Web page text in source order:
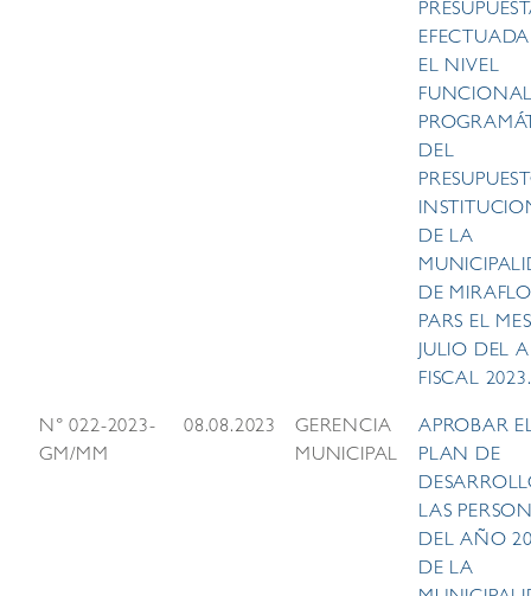
EL NIVEL
DEL
DE LA
DE
PARS EL
JULIO DEL
FISCAL 2023.
N° 022-2023-
GM/MM
08.08.2023
GERENCIA
MUNICIPAL
APROBAR
PLAN DE
LAS
DEL AÑO
DE LA